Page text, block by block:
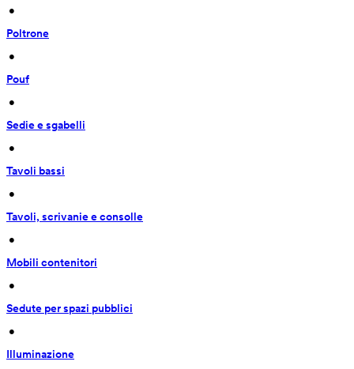
•
Poltrone
•
Pouf
•
Sedie e sgabelli
•
Tavoli bassi
•
Tavoli, scrivanie e consolle
•
Mobili contenitori
•
Sedute per spazi pubblici
•
Illuminazione